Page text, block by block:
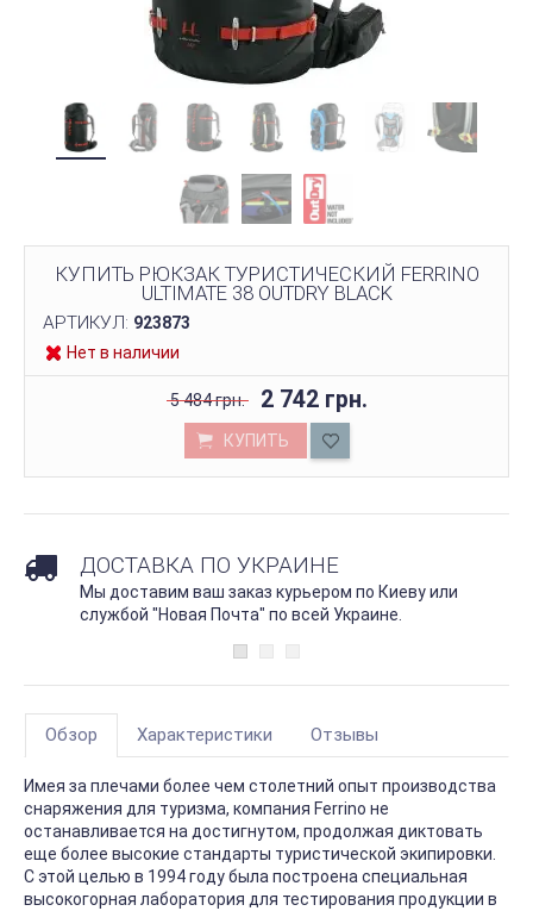
КУПИТЬ РЮКЗАК ТУРИСТИЧЕСКИЙ FERRINO
ULTIMATE 38 OUTDRY BLACK
АРТИКУЛ: 923873
Нет в наличии
5 484 грн. 2 742 грн.
КУПИТЬ
ДОСТАВКА ПО УКРАИНЕ
Мы доставим ваш заказ курьером по Киеву или
службой "Новая Почта" по всей Украине.
Обзор Характеристики Отзывы
Имея за плечами более чем столетний опыт производства
снаряжения для туризма, компания Ferrino не
останавливается на достигнутом, продолжая диктовать
еще более высокие стандарты туристической экипировки.
С этой целью в 1994 году была построена специальная
высокогорная лаборатория для тестирования продукции в